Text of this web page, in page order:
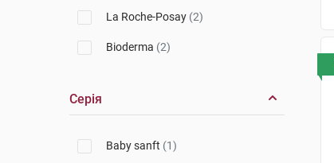
La Roche-Posay (2)
Bioderma (2)
Серія
Baby sanft (1)